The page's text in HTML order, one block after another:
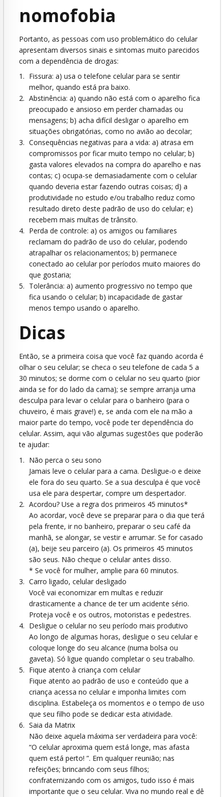
nomofobia
Portanto, as pessoas com uso problemático do celular
apresentam diversos sinais e sintomas muito parecidos
com a dependência de drogas:
Fissura: a) usa o telefone celular para se sentir
melhor, quando está pra baixo.
Abstinência: a) quando não está com o aparelho fica
preocupado e ansioso em perder chamadas ou
mensagens; b) acha difícil desligar o aparelho em
situações obrigatórias, como no avião ao decolar;
Consequências negativas para a vida: a) atrasa em
compromissos por ficar muito tempo no celular; b)
gasta valores elevados na compra do aparelho e nas
contas; c) ocupa-se demasiadamente com o celular
quando deveria estar fazendo outras coisas; d) a
produtividade no estudo e/ou trabalho reduz como
resultado direto deste padrão de uso do celular; e)
recebem mais multas de trânsito.
Perda de controle: a) os amigos ou familiares
reclamam do padrão de uso do celular, podendo
atrapalhar os relacionamentos; b) permanece
conectado ao celular por períodos muito maiores do
que gostaria;
Tolerância: a) aumento progressivo no tempo que
fica usando o celular; b) incapacidade de gastar
menos tempo usando o aparelho.
Dicas
Então, se a primeira coisa que você faz quando acorda é
olhar o seu celular; se checa o seu telefone de cada 5 a
30 minutos; se dorme com o celular no seu quarto (pior
ainda se for do lado da cama); se sempre arranja uma
desculpa para levar o celular para o banheiro (para o
chuveiro, é mais grave!) e, se anda com ele na mão a
maior parte do tempo, você pode ter dependência do
celular. Assim, aqui vão algumas sugestões que poderão
te ajudar:
Não perca o seu sono
Jamais leve o celular para a cama. Desligue-o e deixe
ele fora do seu quarto. Se a sua desculpa é que você
usa ele para despertar, compre um despertador.
Acordou? Use a regra dos primeiros 45 minutos*
Ao acordar, você deve se preparar para o dia que terá
pela frente, ir no banheiro, preparar o seu café da
manhã, se alongar, se vestir e arrumar. Se for casado
(a), beije seu parceiro (a). Os primeiros 45 minutos
são seus. Não cheque o celular antes disso.
* Se você for mulher, amplie para 60 minutos.
Carro ligado, celular desligado
Você vai economizar em multas e reduzir
drasticamente a chance de ter um acidente sério.
Proteja você e os outros, motoristas e pedestres.
Desligue o celular no seu período mais produtivo
Ao longo de algumas horas, desligue o seu celular e
coloque longe do seu alcance (numa bolsa ou
gaveta). Só ligue quando completar o seu trabalho.
Fique atento à criança com celular
Fique atento ao padrão de uso e conteúdo que a
criança acessa no celular e imponha limites com
disciplina. Estabeleça os momentos e o tempo de uso
que seu filho pode se dedicar esta atividade.
Saia da Matrix
Não deixe aquela máxima ser verdadeira para você:
“O celular aproxima quem está longe, mas afasta
quem está perto! ”. Em qualquer reunião; nas
refeições; brincando com seus filhos;
confraternizando com os amigos, tudo isso é mais
importante que o seu celular. Viva no mundo real e dê